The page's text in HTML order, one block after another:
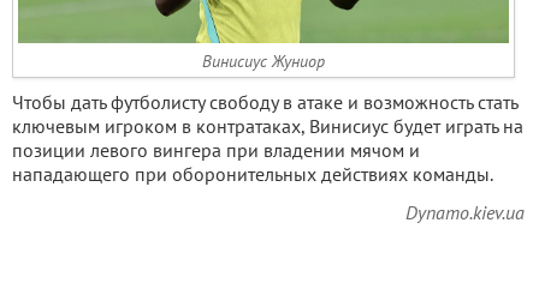
Винисиус Жуниор
Чтобы дать футболисту свободу в атаке и возможность стать
ключевым игроком в контратаках, Винисиус будет играть на
позиции левого вингера при владении мячом и
нападающего при оборонительных действиях команды.
Dynamo.kiev.ua